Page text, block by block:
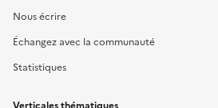
Nous écrire
Échangez avec la communauté
Statistiques